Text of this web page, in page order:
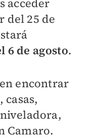
acceder
del 25 de
6 de agosto.
encontrar
casas,
Camaro.